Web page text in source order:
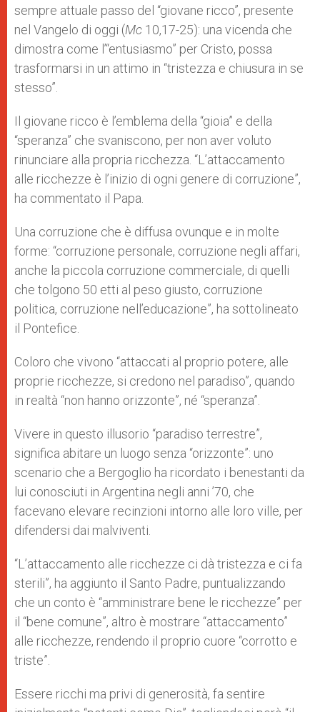
sempre attuale passo del “giovane ricco”, presente
nel Vangelo di oggi (Mc 10,17-25): una vicenda che
dimostra come l’“entusiasmo” per Cristo, possa
trasformarsi in un attimo in “tristezza e chiusura in se
stesso”.
Il giovane ricco è l’emblema della “gioia” e della
“speranza” che svaniscono, per non aver voluto
rinunciare alla propria ricchezza. “L’attaccamento
alle ricchezze è l’inizio di ogni genere di corruzione”,
ha commentato il Papa.
Una corruzione che è diffusa ovunque e in molte
forme: “corruzione personale, corruzione negli affari,
anche la piccola corruzione commerciale, di quelli
che tolgono 50 etti al peso giusto, corruzione
politica, corruzione nell’educazione”, ha sottolineato
il Pontefice.
Coloro che vivono “attaccati al proprio potere, alle
proprie ricchezze, si credono nel paradiso”, quando
in realtà “non hanno orizzonte”, né “speranza”.
Vivere in questo illusorio “paradiso terrestre”,
significa abitare un luogo senza “orizzonte”: uno
scenario che a Bergoglio ha ricordato i benestanti da
lui conosciuti in Argentina negli anni ’70, che
facevano elevare recinzioni intorno alle loro ville, per
difendersi dai malviventi.
“L’attaccamento alle ricchezze ci dà tristezza e ci fa
sterili”, ha aggiunto il Santo Padre, puntualizzando
che un conto è “amministrare bene le ricchezze” per
il “bene comune”, altro è mostrare “attaccamento”
alle ricchezze, rendendo il proprio cuore “corrotto e
triste”.
Essere ricchi ma privi di generosità, fa sentire